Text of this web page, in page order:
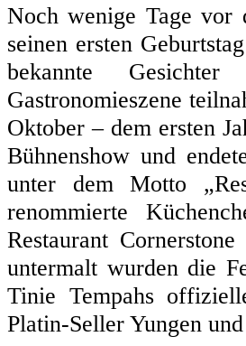
Noch wenige Tage vor
seinen ersten
bekannte
Gastronomieszene
Oktober – dem ersten
Bühnenshow und
unter dem Motto
renommierte
Restaurant
untermalt wurden die
Tinie Tempahs
Platin-Seller Yungen